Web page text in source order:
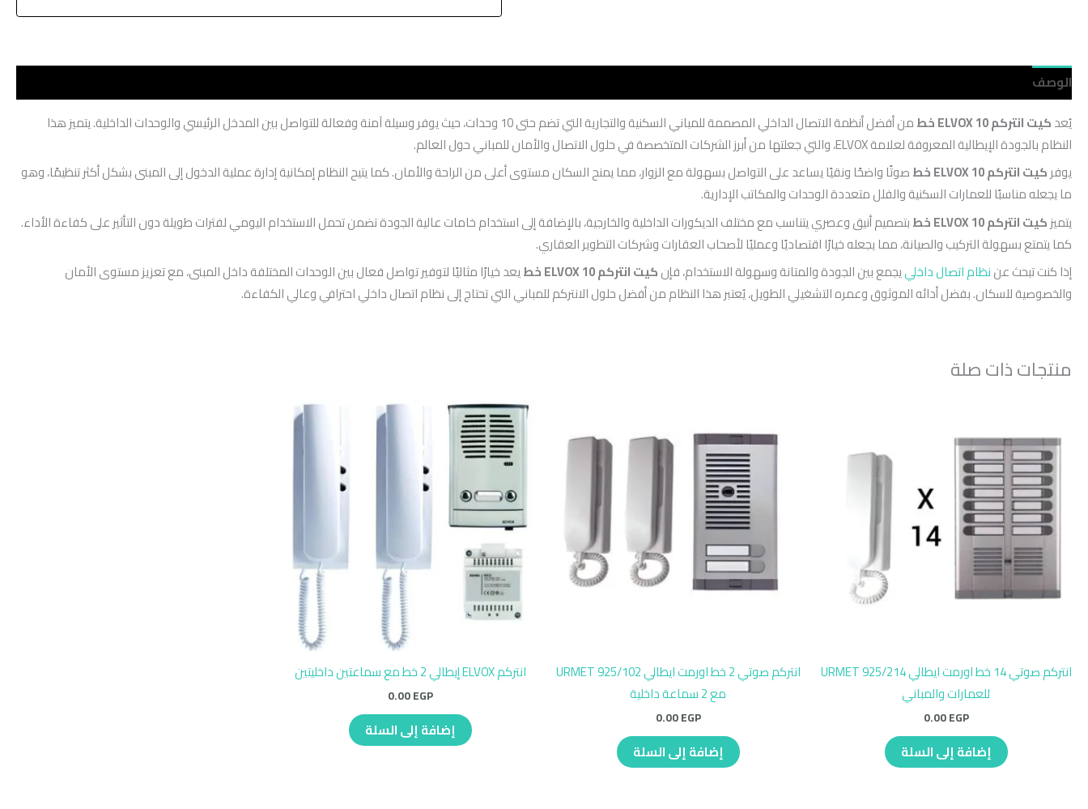
الوصف
يُعدكيت انتركم ELVOX 10 خط
من أفضل أنظمة الاتصال الداخلي المصممة للمباني السكنية والتجارية التي تضم حتى 10 وحدات، حيث يوفر وسيلة آمنة وفعالة للتواصل بين المدخل الرئيسي والوحدات الداخلية. يتميز هذا
النظام بالجودة الإيطالية المعروفة لعلامة ELVOX، والتي جعلتها من أبرز الشركات المتخصصة في حلول الاتصال والأمان للمباني حول العالم.
يوفركيت انتركم ELVOX 10 خط
صوتًا واضحًا ونقيًا يساعد على التواصل بسهولة مع الزوار، مما يمنح السكان مستوى أعلى من الراحة والأمان. كما يتيح النظام إمكانية إدارة عملية الدخول إلى المبنى بشكل أكثر تنظيمًا، وهو
ما يجعله مناسبًا للعمارات السكنية والفلل متعددة الوحدات والمكاتب الإدارية.
يتميزكيت انتركم ELVOX 10 خط
بتصميم أنيق وعصري يتناسب مع مختلف الديكورات الداخلية والخارجية، بالإضافة إلى استخدام خامات عالية الجودة تضمن تحمل الاستخدام اليومي لفترات طويلة دون التأثير على كفاءة الأداء.
كما يتمتع بسهولة التركيب والصيانة، مما يجعله خيارًا اقتصاديًا وعمليًا لأصحاب العقارات وشركات التطوير العقاري.
إذا كنت تبحث عننظام اتصال داخلييجمع بين الجودة والمتانة وسهولة الاستخدام، فإنكيت انتركم ELVOX 10 خط
يعد خيارًا مثاليًا لتوفير تواصل فعال بين الوحدات المختلفة داخل المبنى، مع تعزيز مستوى الأمان
والخصوصية للسكان. بفضل أدائه الموثوق وعمره التشغيلي الطويل، يُعتبر هذا النظام من أفضل حلول الانتركم للمباني التي تحتاج إلى نظام اتصال داخلي احترافي وعالي الكفاءة.
منتجات ذات صلة
انتركم صوتي 14 خط اورمت ايطالي URMET 925/214
للعمارات والمباني
0.00EGP
إضافة إلى السلة
انتركم صوتي 2 خط اورمت ايطالي URMET 925/102
مع 2 سماعة داخلية
0.00EGP
إضافة إلى السلة
انتركم ELVOX إيطالي 2 خط مع سماعتين داخليتين
0.00EGP
إضافة إلى السلة